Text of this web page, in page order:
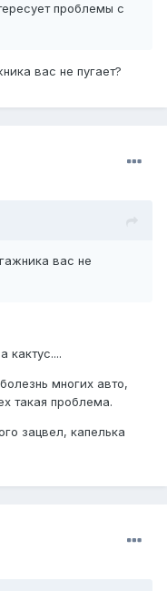
проблемы с
вас не пугает?
вас не
кактус....
многих авто,
такая проблема.
зацвел, капелька